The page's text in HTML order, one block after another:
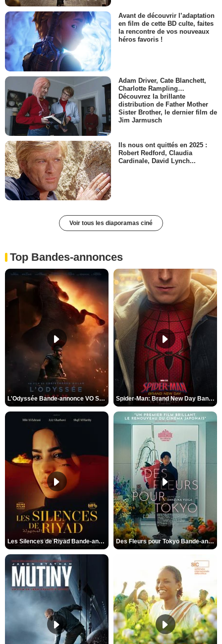
Avant de découvrir l’adaptation
en film de cette BD culte, faites
la rencontre de vos nouveaux
héros favoris !
Adam Driver, Cate Blanchett,
Charlotte Rampling…
Découvrez la brillante
distribution de Father Mother
Sister Brother, le dernier film de
Jim Jarmusch
Ils nous ont quittés en 2025 :
Robert Redford, Claudia
Cardinale, David Lynch...
Voir tous les diaporamas ciné
Top Bandes-annonces
L'Odyssée Bande-annonce VO STFR Spider-Man: Brand New Day Bande-annonce VO STFR
Les Silences de Riyad Bande-annonce VO STFR Des Fleurs pour Tokyo Bande-annonce VO STFR